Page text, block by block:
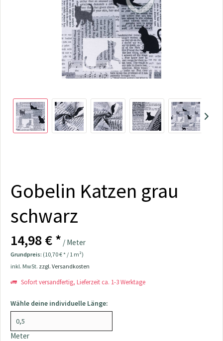
Gobelin Katzen grau
schwarz
14,98 € * / Meter
Grundpreis: (10,70 € * / 1 m²)
inkl. MwSt. zzgl. Versandkosten
Sofort versandfertig, Lieferzeit ca. 1-3 Werktage
Wähle deine individuelle Länge:
Meter